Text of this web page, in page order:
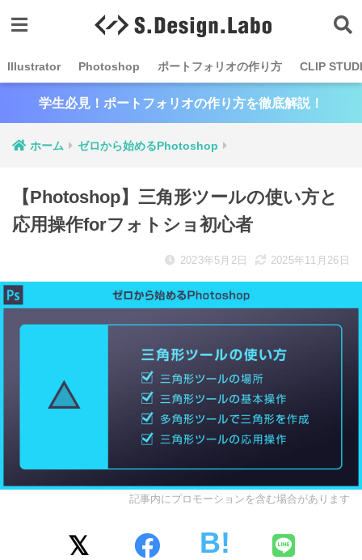
Illustrator Photoshop ポートフォリオの作り方 CLIP
学生必見！ポートフォリオの作り方を徹底解説！
ホーム ゼロから始めるPhotoshop
【Photoshop】三角形ツールの使い方と
応用操作forフォトショ初心者
2023年5月2日 2025年11月26日
記事内にプロモーションを含む場合があります